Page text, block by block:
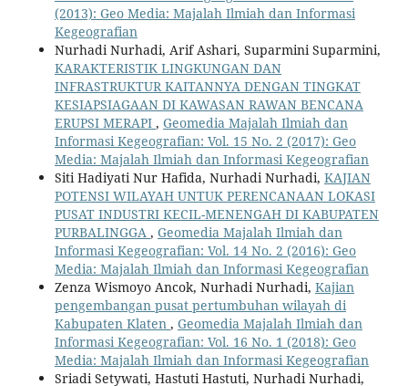
(2013): Geo Media: Majalah Ilmiah dan Informasi
Kegeografian
Nurhadi Nurhadi, Arif Ashari, Suparmini Suparmini,
KARAKTERISTIK LINGKUNGAN DAN
INFRASTRUKTUR KAITANNYA DENGAN TINGKAT
KESIAPSIAGAAN DI KAWASAN RAWAN BENCANA
ERUPSI MERAPI , Geomedia Majalah Ilmiah dan
Informasi Kegeografian: Vol. 15 No. 2 (2017): Geo
Media: Majalah Ilmiah dan Informasi Kegeografian
Siti Hadiyati Nur Hafida, Nurhadi Nurhadi, KAJIAN
POTENSI WILAYAH UNTUK PERENCANAAN LOKASI
PUSAT INDUSTRI KECIL-MENENGAH DI KABUPATEN
PURBALINGGA , Geomedia Majalah Ilmiah dan
Informasi Kegeografian: Vol. 14 No. 2 (2016): Geo
Media: Majalah Ilmiah dan Informasi Kegeografian
Zenza Wismoyo Ancok, Nurhadi Nurhadi, Kajian
pengembangan pusat pertumbuhan wilayah di
Kabupaten Klaten , Geomedia Majalah Ilmiah dan
Informasi Kegeografian: Vol. 16 No. 1 (2018): Geo
Media: Majalah Ilmiah dan Informasi Kegeografian
Sriadi Setywati, Hastuti Hastuti, Nurhadi Nurhadi,